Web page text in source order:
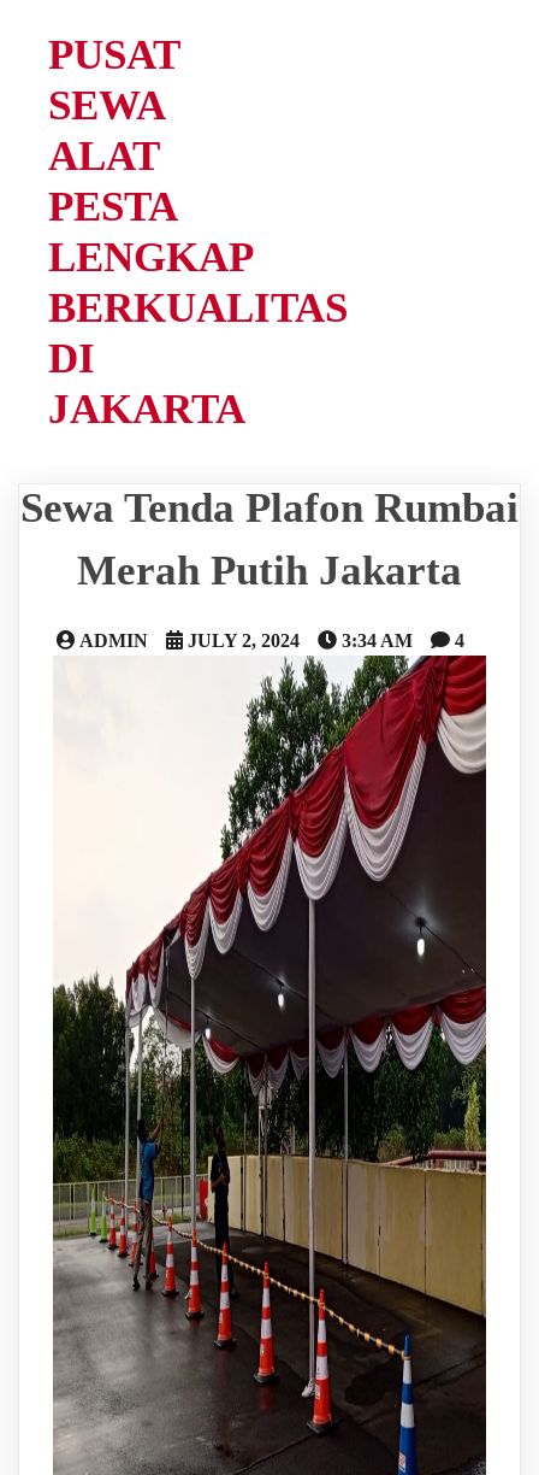
PUSAT
SEWA
ALAT
PESTA
LENGKAP
BERKUALITAS
DI
JAKARTA
Sewa Tenda Plafon Rumbai
Merah Putih Jakarta
ADMIN JULY 2, 2024 3:34 AM 4